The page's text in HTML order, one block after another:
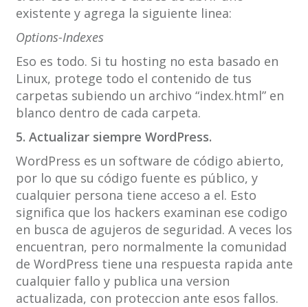
existente y agrega la siguiente linea:
Options-Indexes
Eso es todo. Si tu hosting no esta basado en
Linux, protege todo el contenido de tus
carpetas subiendo un archivo “index.html” en
blanco dentro de cada carpeta.
5. Actualizar siempre WordPress.
WordPress es un software de código abierto,
por lo que su código fuente es público, y
cualquier persona tiene acceso a el. Esto
significa que los hackers examinan ese codigo
en busca de agujeros de seguridad. A veces los
encuentran, pero normalmente la comunidad
de WordPress tiene una respuesta rapida ante
cualquier fallo y publica una version
actualizada, con proteccion ante esos fallos.